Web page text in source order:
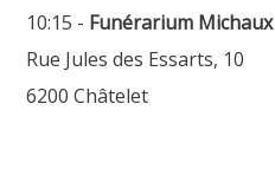
10:15 - Funérarium Michaux
Rue Jules des Essarts, 10
6200 Châtelet